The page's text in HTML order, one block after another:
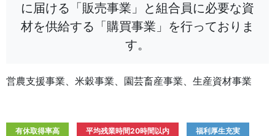
に届ける「販売事業」と組合員に必要な資
材を供給する「購買事業」を行っておりま
す。
営農支援事業、米穀事業、園芸畜産事業、生産資材事業
有休取得率高 平均残業時間20時間以内 福利厚生充実